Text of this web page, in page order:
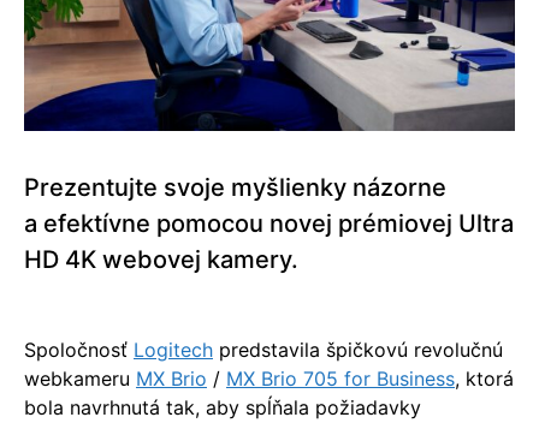
Prezentujte svoje myšlienky názorne
a efektívne pomocou novej prémiovej Ultra
HD 4K webovej kamery.
Spoločnosť Logitech predstavila špičkovú revolučnú
webkameru MX Brio / MX Brio 705 for Business, ktorá
bola navrhnutá tak, aby spĺňala požiadavky